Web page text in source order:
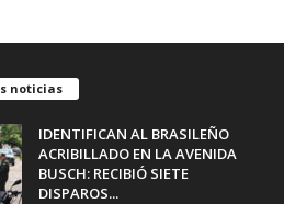
noticias
IDENTIFICAN AL BRASILEÑO
ACRIBILLADO EN LA AVENIDA
BUSCH: RECIBIÓ SIETE
DISPAROS...